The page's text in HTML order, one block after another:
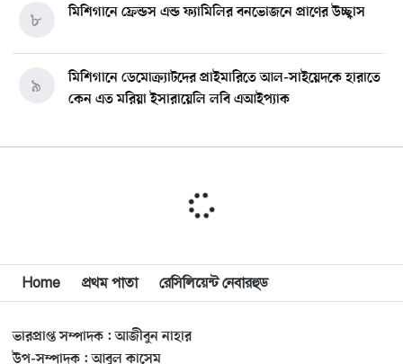
মিশিগানে ফ্রেন্ডস এন্ড ফ্যামিলির বনভোজনে প্রাণের উচ্ছ্বাস
৮
মিশিগানে ডেমোক্র্যাটদের প্রাইমারিতে আল-সাইয়েদকে হারাতে
কেন এত মরিয়া ইসারায়েলি লবি এআইপ্যাক
৯
মুনা দাওয়াহ কনফারেন্স ২০২৬ সম্পর্কে প্রেস ব্রিফিং
শেখ হাসিনার সঙ্গে সংবাদ সম্মেলনে থাকছেন সাকিব আল
যুক্তরাষ্ট্রকে ছাড়ে বাধ্য করতে কোন কৌশলে ওয়াশিংটনের ওপর
চাপ বাড়াচ্ছে ইরান
১২
ট্রাম্প অর্গানাইজেশনের হিসাব বন্ধের কারণ জানাল ক্যাপিটাল
Home প্রথম পাতা রেসিলিয়েন্ট নেবারহুড
ভারপ্রাপ্ত সম্পাদক : আজীবুন নাহার
উপ-সম্পাদক : আবুল কাসেম